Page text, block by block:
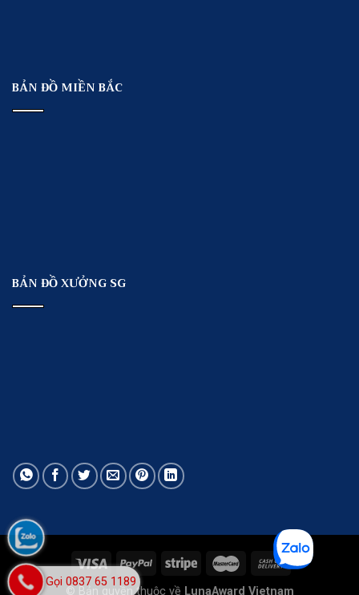
BẢN ĐỒ MIỀN BẮC
BẢN ĐỒ XƯỞNG SG
Gọi 0837 65 1189
© Bản quyền thuộc về LunaAward Vietnam